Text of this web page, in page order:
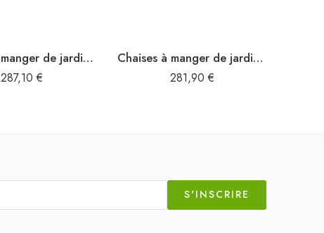
Chaises à manger de jardin avec coussins lot de 3 Acacia massif
287,10 €
Chaises à manger de jardin avec coussins lot de 3 Acacia massif
281,90 €
S'INSCRIRE